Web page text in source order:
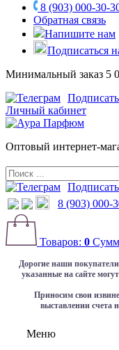
8 (903) 000-30-
Обратная связь
Напишите нам
Подписаться
Минимальный заказ 5
Личный кабинет
Оптовый интернет-
8 (903) 000-
Товаров: 0
Дорогие наши
указанные на сайте
Приносим свои
выставлении счета
Меню